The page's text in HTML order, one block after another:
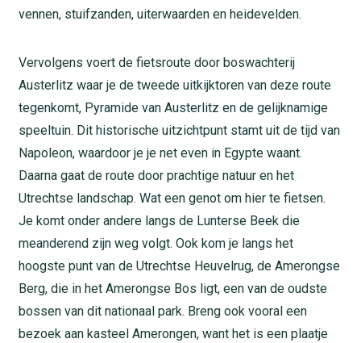
vennen, stuifzanden, uiterwaarden en heidevelden.
Vervolgens voert de fietsroute door boswachterij
Austerlitz waar je de tweede uitkijktoren van deze route
tegenkomt, Pyramide van Austerlitz en de gelijknamige
speeltuin. Dit historische uitzichtpunt stamt uit de tijd van
Napoleon, waardoor je je net even in Egypte waant.
Daarna gaat de route door prachtige natuur en het
Utrechtse landschap. Wat een genot om hier te fietsen.
Je komt onder andere langs de Lunterse Beek die
meanderend zijn weg volgt. Ook kom je langs het
hoogste punt van de Utrechtse Heuvelrug, de Amerongse
Berg, die in het Amerongse Bos ligt, een van de oudste
bossen van dit nationaal park. Breng ook vooral een
bezoek aan kasteel Amerongen, want het is een plaatje